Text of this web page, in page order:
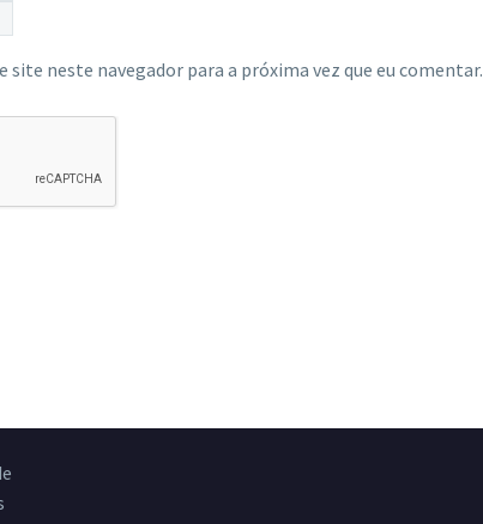
site neste navegador para a próxima vez que eu comentar.